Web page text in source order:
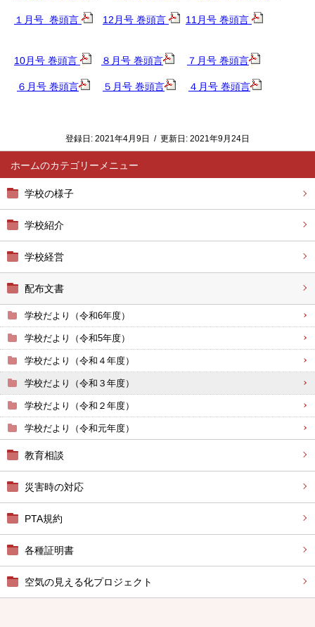
ホーム
学校の様子
学校紹介
学校経営
配布文書
学校だより（令和6年度）
学校だより（令和5年度）
学校だより（令和４年度）
学校だより（令和３年度）
学校だより（令和２年度）
学校だより（令和元年度）
教育相談
災害時の対応
PTA規約
各種証明書
空気の見える化プロジェクト
１月号 巻頭言 12月号 巻頭言 11月号 巻頭言
10月号 巻頭言 ８月号 巻頭言 ７月号 巻頭言
６月号 巻頭言 ５月号 巻頭言 ４月号 巻頭言
登録日: 2021年4月9日 / 更新日: 2021年9月24日